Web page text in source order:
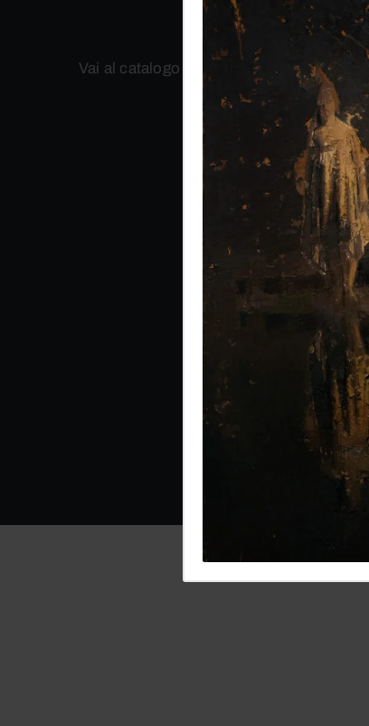
Vai al catalogo completo